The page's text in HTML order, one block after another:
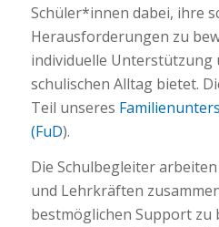
Schüler*innen dabei, ihre
Herausforderungen zu
individuelle Unterstützung
schulischen Alltag bietet.
Teil unseres
(FuD).
Die Schulbegleiter
und Lehrkräften
bestmöglichen Support zu